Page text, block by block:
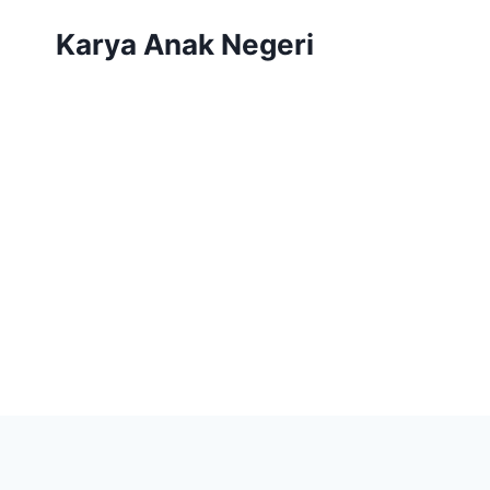
Karya Anak Negeri